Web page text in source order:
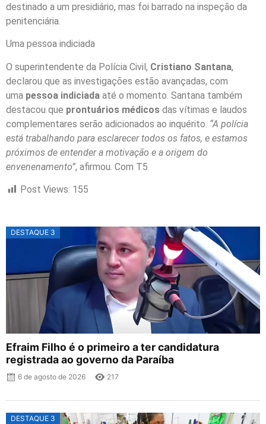
destinado a um presidiário, mas foi barrado na inspeção da
penitenciária.
Uma pessoa indiciada
O superintendente da Polícia Civil, Cristiano Santana,
declarou que as investigações estão avançadas, com
uma pessoa indiciada até o momento. Santana também
destacou que prontuários médicos das vítimas e laudos
complementares serão adicionados ao inquérito. “A polícia
está trabalhando para esclarecer todos os fatos, e estamos
próximos de entender a motivação e a origem do
envenenamento”, afirmou. Com T5
Post Views: 155
DESTAQUE 3
Efraim Filho é o primeiro a ter candidatura
registrada ao governo da Paraíba
6 de agosto de 2026 217
DESTAQUE 3